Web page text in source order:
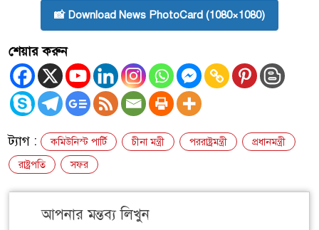
📸 Download News PhotoCard (1080×1080)
শেয়ার করুন
ট্যাগ : কমিউনিস্ট পার্টি চীনা মন্ত্রী পররাষ্ট্রমন্ত্রী
প্রধানমন্ত্রী
রাষ্ট্রপতি
সফর
আপনার মন্তব্য লিখুন